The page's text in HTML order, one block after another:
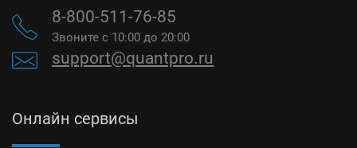
8-800-511-76-85
Звоните с 10:00 до 20:00
support@quantpro.ru
Онлайн сервисы